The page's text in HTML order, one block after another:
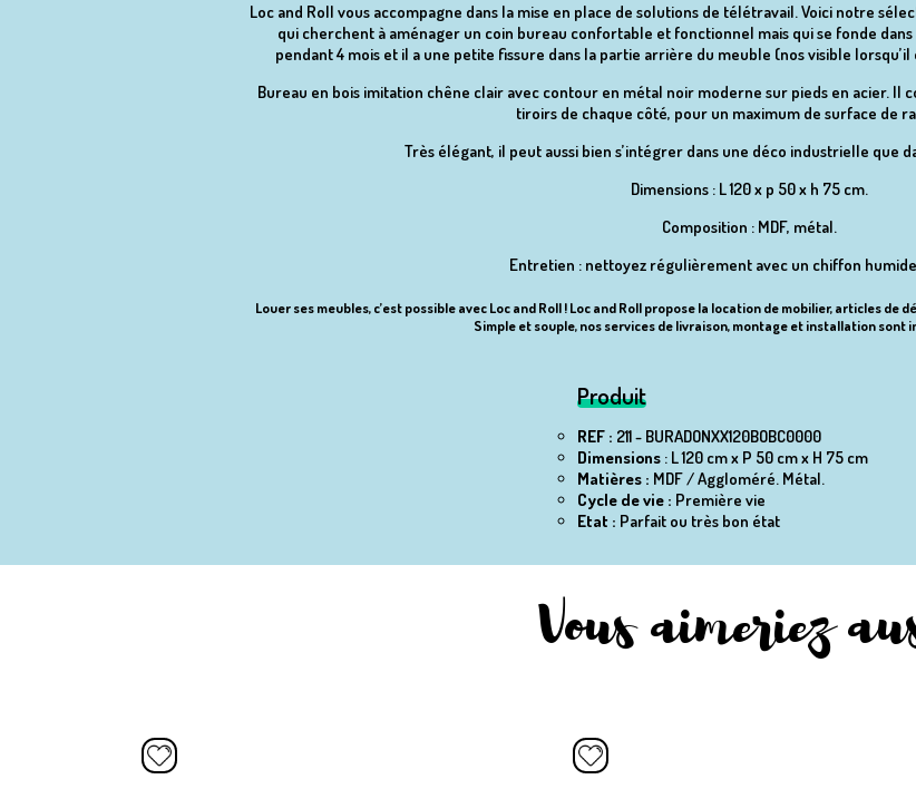
Loc and Roll vous accompagne dans la mise en place de solutions de télétravail. Voici notre
qui cherchent à aménager un coin bureau confortable et fonctionnel mais qui se fonde
pendant 4 mois et il a une petite fissure dans la partie arrière du meuble (nos visible
Bureau en bois imitation chêne clair avec contour en métal noir moderne sur pieds en acier. Il
tiroirs de chaque côté, pour un maximum de surface de
Très élégant, il peut aussi bien s’intégrer dans une déco industrielle que
Dimensions : L 120 x p 50 x h 75 cm.
Composition : MDF, métal.
Entretien : nettoyez régulièrement avec un chiffon
Louer ses meubles, c’est possible avec Loc and Roll ! Loc and Roll propose la location de mobilier, articles de
Simple et souple, nos services de livraison, montage et installation sont
Produit
REF : 211 - BURADONXX120BOBC0000
Dimensions: L 120 cm x P 50 cm x H 75 cm
Matières : MDF / Aggloméré. Métal.
Cycle de vie : Première vie
Etat : Parfait ou très bon état
Vous aimeriez